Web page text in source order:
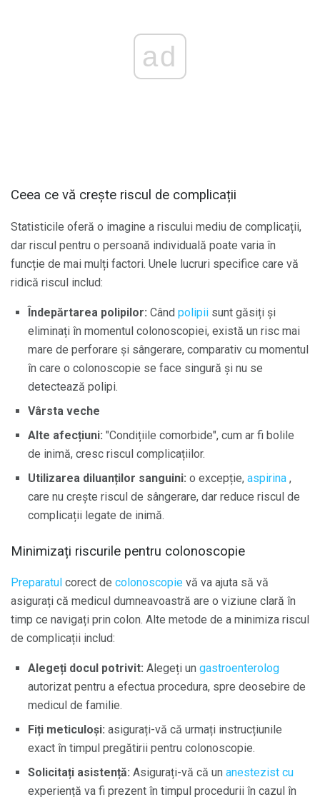
ad
Ceea ce vă crește riscul de complicații
Statisticile oferă o imagine a riscului mediu de complicații,
dar riscul pentru o persoană individuală poate varia în
funcție de mai mulți factori. Unele lucruri specifice care vă
ridică riscul includ:
Îndepărtarea polipilor: Când polipii sunt găsiți și
eliminați în momentul colonoscopiei, există un risc mai
mare de perforare și sângerare, comparativ cu momentul
în care o colonoscopie se face singură și nu se
detectează polipi.
Vârsta veche
Alte afecțiuni: "Condițiile comorbide", cum ar fi bolile
de inimă, cresc riscul complicațiilor.
Utilizarea diluanților sanguini: o excepție, aspirina ,
care nu crește riscul de sângerare, dar reduce riscul de
complicații legate de inimă.
Minimizați riscurile pentru colonoscopie
Preparatul corect de colonoscopie vă va ajuta să vă
asigurați că medicul dumneavoastră are o viziune clară în
timp ce navigați prin colon. Alte metode de a minimiza riscul
de complicații includ:
Alegeți docul potrivit: Alegeți un gastroenterolog
autorizat pentru a efectua procedura, spre deosebire de
medicul de familie.
Fiți meticuloși: asigurați-vă că urmați instrucțiunile
exact în timpul pregătirii pentru colonoscopie.
Solicitați asistență: Asigurați-vă că un anestezist cu
experiență va fi prezent în timpul procedurii în cazul în